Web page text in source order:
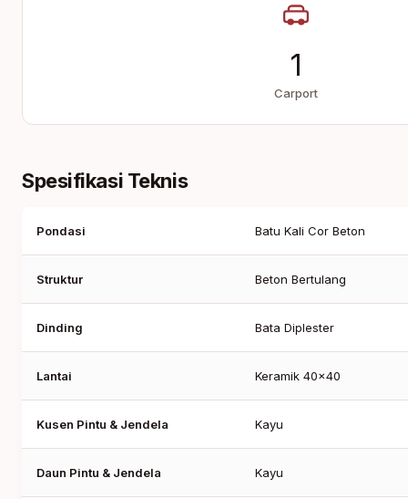
1
Carport
Spesifikasi Teknis
Pondasi Batu Kali Cor Beton
Struktur Beton Bertulang
Dinding Bata Diplester
Lantai Keramik 40x40
Kusen Pintu & Jendela Kayu
Daun Pintu & Jendela Kayu